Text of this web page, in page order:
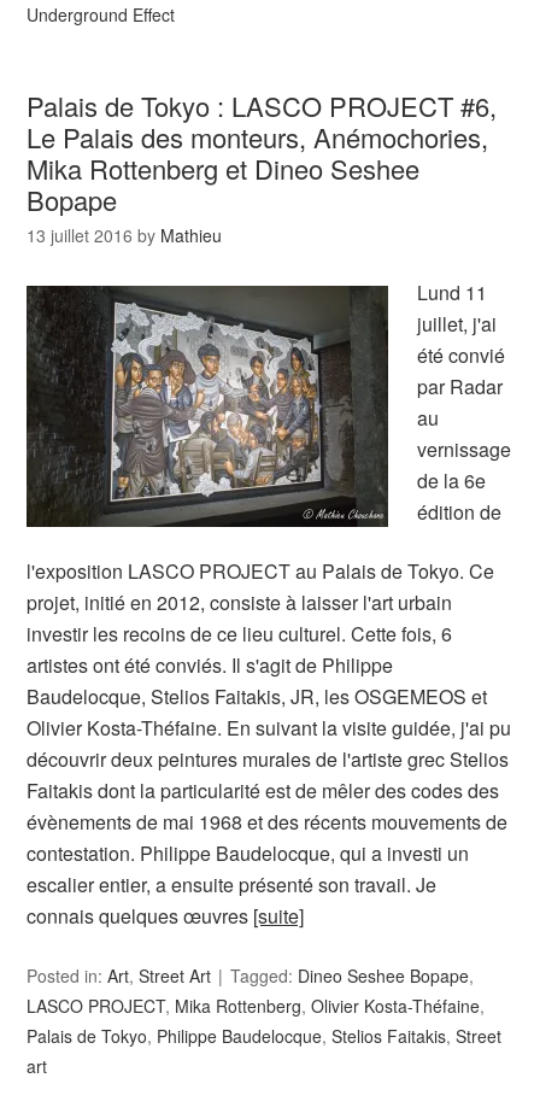
Underground Effect
Palais de Tokyo : LASCO PROJECT #6,
Le Palais des monteurs, Anémochories,
Mika Rottenberg et Dineo Seshee
Bopape
13 juillet 2016 by Mathieu
Lund 11
juillet, j'ai
été convié
par Radar
au
vernissage
de la 6e
édition de
l'exposition LASCO PROJECT au Palais de Tokyo. Ce
projet, initié en 2012, consiste à laisser l'art urbain
investir les recoins de ce lieu culturel. Cette fois, 6
artistes ont été conviés. Il s'agit de Philippe
Baudelocque, Stelios Faitakis, JR, les OSGEMEOS et
Olivier Kosta-Théfaine. En suivant la visite guidée, j'ai pu
découvrir deux peintures murales de l'artiste grec Stelios
Faitakis dont la particularité est de mêler des codes des
évènements de mai 1968 et des récents mouvements de
contestation. Philippe Baudelocque, qui a investi un
escalier entier, a ensuite présenté son travail. Je
connais quelques œuvres [suite]
Posted in:Art,Street Art Tagged: Dineo Seshee Bopape,
LASCO PROJECT, Mika Rottenberg,Olivier Kosta-Théfaine,
Palais de Tokyo, Philippe Baudelocque,Stelios Faitakis,Street
art